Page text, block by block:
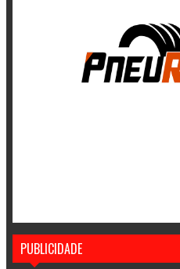
PUBLICIDADE